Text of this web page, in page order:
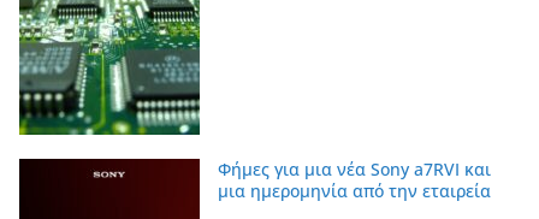
Φήμες για μια νέα Sony a7RVI και
μια ημερομηνία από την εταιρεία